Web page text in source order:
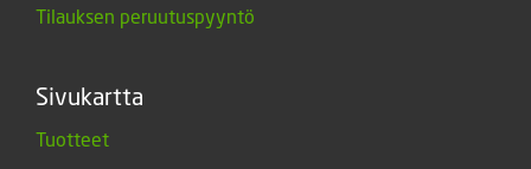
Tilauksen peruutuspyyntö
Sivukartta
Tuotteet